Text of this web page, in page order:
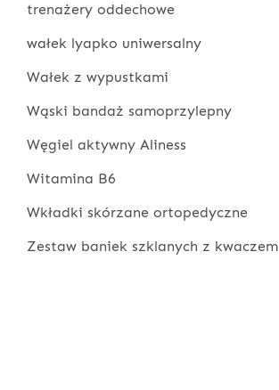
trenażery oddechowe
wałek lyapko uniwersalny
Wałek z wypustkami
Wąski bandaż samoprzylepny
Węgiel aktywny Aliness
Witamina B6
Wkładki skórzane ortopedyczne
Zestaw baniek szklanych z kwaczem